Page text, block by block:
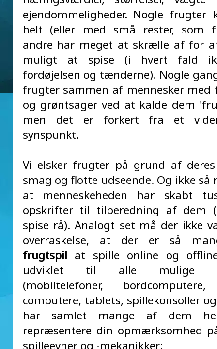
ejendommeligheder. Nogle frugter
helt (eller med små rester, som
andre har meget at skrælle af for
muligt at spise (i hvert fald
fordøjelsen og tænderne). Nogle
frugter sammen af mennesker med
og grøntsager ved at kalde dem
men det er forkert fra et
synspunkt.
Vi elsker frugter på grund af
smag og flotte udseende. Og ikke
at menneskeheden har skabt
opskrifter til tilberedning af dem
spise rå). Analogt set må der ikke
overraskelse, at der er så
frugtspil at spille online og
udviklet til alle mulige
(mobiltelefoner,
computere, tablets, spillekonsoller
har samlet mange af dem
repræsentere din opmærksomhed
spilleevner og -mekanikker: